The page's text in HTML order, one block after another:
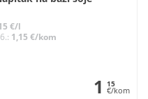
€/l
1,15 €/kom
1 15
€/kom